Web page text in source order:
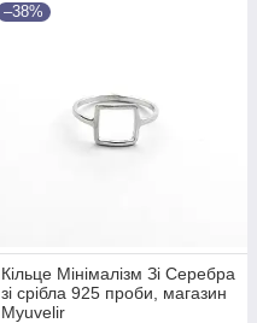
–38%
Кільце Мінімалізм Зі Серебра
зі срібла 925 проби, магазин
Myuvelir